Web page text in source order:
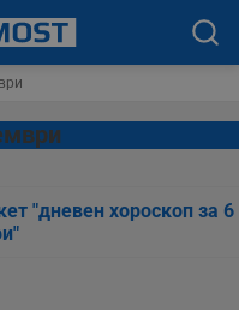
"дневен хороскоп за 6